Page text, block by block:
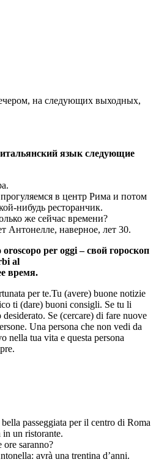
на следующих выходных,
язык следующие
в центр Рима и потом
нибудь ресторанчик.
же сейчас времени?
Антонелле, наверное, лет 30.
per oggi – свой гороскоп
al
время.
per te.Tu (avere) buone notizie
ti (dare) buoni consigli. Se tu li
Se (cercare) di fare nuove
Una persona che non vedi da
nella tua vita e questa persona
passeggiata per il centro di Roma
in un ristorante.
saranno?
avrà una trentina d’anni.